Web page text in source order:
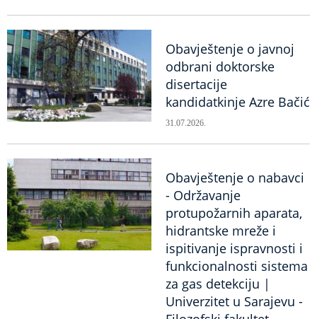
Obavještenje o javnoj
odbrani doktorske
disertacije
kandidatkinje Azre Bačić
31.07.2026.
Obavještenje o nabavci
- Održavanje
protupožarnih aparata,
hidrantske mreže i
ispitivanje ispravnosti i
funkcionalnosti sistema
za gas detekciju |
Univerzitet u Sarajevu -